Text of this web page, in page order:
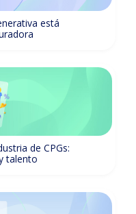
está
de CPGs:
talento